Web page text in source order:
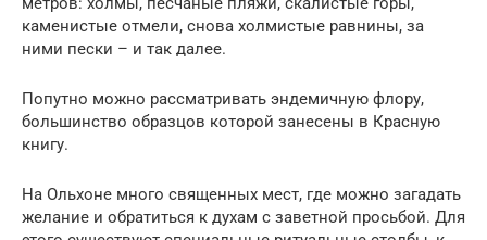
каменистые отмели, снова холмистые равнины, за
ними пески – и так далее.
Попутно можно рассматривать эндемичную флору,
большинство образцов которой занесены в Красную
книгу.
На Ольхоне много священных мест, где можно загадать
желание и обратиться к духам с заветной просьбой. Для